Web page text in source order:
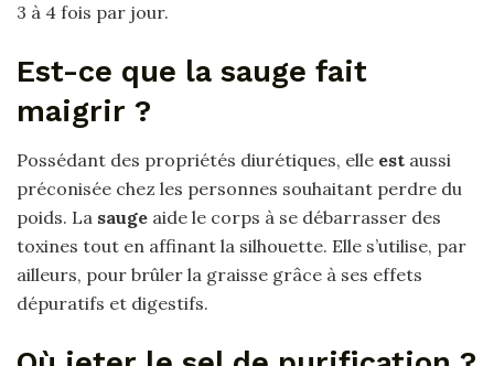
3 à 4 fois par jour.
Est-ce que la sauge fait
maigrir ?
Possédant des propriétés diurétiques, elle est aussi
préconisée chez les personnes souhaitant perdre du
poids. La sauge aide le corps à se débarrasser des
toxines tout en affinant la silhouette. Elle s’utilise, par
ailleurs, pour brûler la graisse grâce à ses effets
dépuratifs et digestifs.